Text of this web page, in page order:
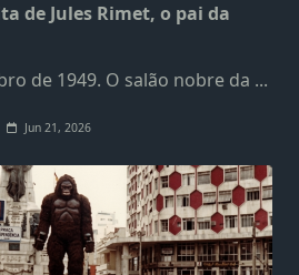
de Jules Rimet, o pai da
de 1949. O salão nobre da ...
Jun 21, 2026